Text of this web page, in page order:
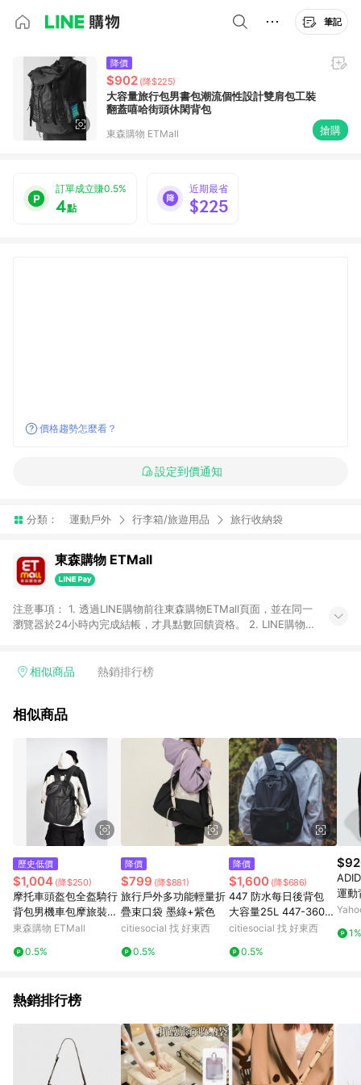
筆記
降價
$902 (降$225)
大容量旅行包男書包潮流個性設計雙肩包工裝
翻蓋嘻哈街頭休閑背包
東森購物 ETMall 搶購
訂單成立賺0.5%
4點
近期最省
$225
價格趨勢怎麼看？
設定到價通知
分類： 運動戶外 行李箱/旅遊用品 旅行收納袋
東森購物 ETMall
注意事項： 1. 透過LINE購物前往東森購物ETMall頁面，並在同一
瀏覽器於24小時內完成結帳，才具點數回饋資格。 2. LINE購物
單，皆不在點數回饋範圍內。 3. 如購買以下類別商品，將無法獲
球嚴選、商城、專案商品、「草莓網」全館商品。 4. 如取消訂
回饋。 5. 點數回饋會扣除所有折扣優惠後之最終發票金額計算，
實際回饋請依LINE購物通知為主。 6. 訂單如有使用東森購物
ETMall站內之折扣優惠(包含但不限於東森幣、樂透金、東森現金
券等)，不具點數回饋資格。詳細請依東森購物ETMall之結帳頁面
顯示為準。 7. LINE購物設有「單一商品最高回饋點數」機制(特
殊活動時開放「回饋無上限」)，以同一訂單中同一商品不論件數
計算，並依訂單成立時間當下LINE購物所設定的回饋機制為準。
如顯示之商品規格、顏色、價位、贈品與東森購物ETMall銷售網
頁不符，以銷售網頁標示為準。 9. 若有贈點爭議，請務必於訂單
日期+180天以內至LINE購物客服洽詢；若超過180天(含)以上進
行申訴，恕無法贈點回饋。 10. 部分點數紅包僅限指定商品使
用，或不適用於無回饋商品。各點數紅包之適用商品與使用條件
請依點數紅包頁面規則為準。
相似商品 熱銷排行榜
相似商品
歷史低價
$1,004 (降$250)
摩托車頭盔包全盔騎行
背包男機車包摩旅裝備
騎士高中大學生書包女
東森購物 ETMall
0.5%
降價
$799 (降$881)
旅行戶外多功能輕量折
疊束口袋 墨綠+紫色
citiesocial 找 好東西
0.5%
降價
$1,600 (降$686)
447 防水每日後背包
大容量25L 447-360如
意屋虎
citiesocial 找 好東西
0.5%
運動
背
1%
熱銷排行榜